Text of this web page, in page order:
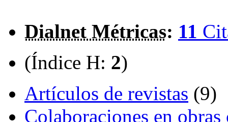
Dialnet Métricas: 11
(Índice H: 2)
Artículos de revistas (9)
Colaboraciones en